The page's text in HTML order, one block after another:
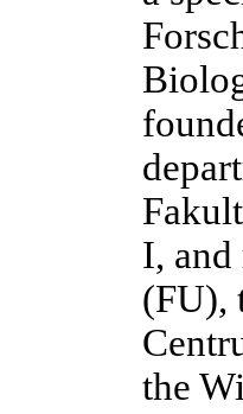
I, and
(FU),
the